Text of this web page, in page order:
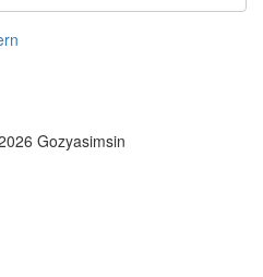
Gozyasimsin